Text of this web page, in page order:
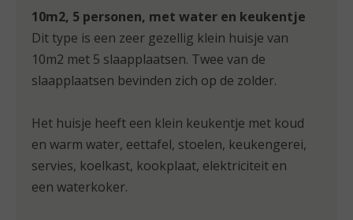
10m2, 5 personen, met water en keukentje
Dit type is een zeer gezellig klein huisje van
10m2 met 5 slaapplaatsen. Twee van de
slaapplaatsen bevinden zich op de zolder.
Het huisje heeft een klein keukentje met koud
en warm water, eettafel, stoelen, keukengerei,
servies, koelkast, kookplaat, elektriciteit en
een waterkoker.